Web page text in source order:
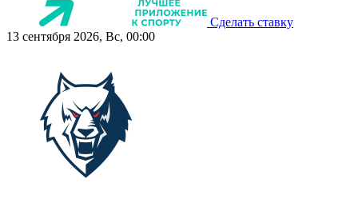
Сделать ставку
13 сентября 2026, Вс, 00:00